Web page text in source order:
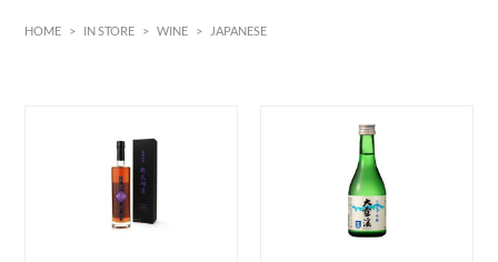
HOME > IN STORE > WINE > JAPANESE
650